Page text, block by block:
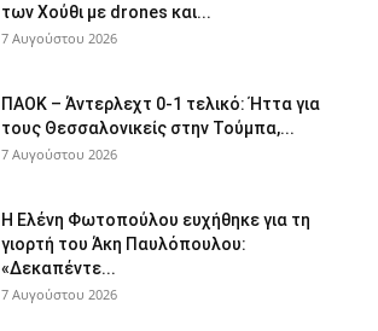
των Χούθι με drones και...
7 Αυγούστου 2026
ΠΑΟΚ – Άντερλεχτ 0-1 τελικό: Ήττα για
τους Θεσσαλονικείς στην Τούμπα,...
7 Αυγούστου 2026
Η Ελένη Φωτοπούλου ευχήθηκε για τη
γιορτή του Άκη Παυλόπουλου:
«Δεκαπέντε...
7 Αυγούστου 2026